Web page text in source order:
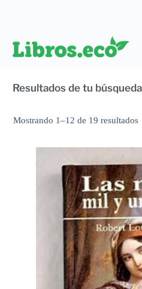
Resultados de tu
Mostrando 1–12 de 19 resultados